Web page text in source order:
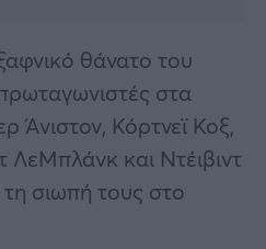
θάνατο του
στα
Άνιστον, Κόρτνεϊ Κοξ,
και Ντέιβιντ
σιωπή τους στο